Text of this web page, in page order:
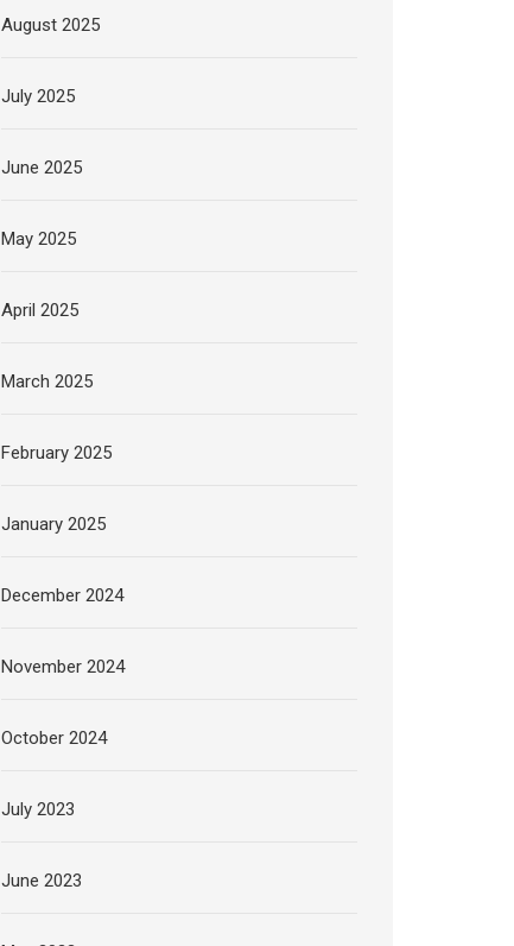
August 2025
July 2025
June 2025
May 2025
April 2025
March 2025
February 2025
January 2025
December 2024
November 2024
October 2024
July 2023
June 2023